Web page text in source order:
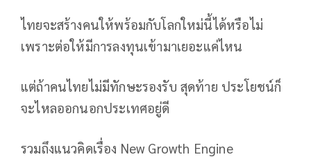
ไทยจะสร้างคนให้พร้อมกับโลกใหม่นี้ได้หรือไม่
เพราะต่อให้มีการลงทุนเข้ามาเยอะแค่ไหน
แต่ถ้าคนไทยไม่มีทักษะรองรับ สุดท้าย ประโยชน์ก็
จะไหลออกนอกประเทศอยู่ดี
รวมถึงแนวคิดเรื่อง New Growth Engine